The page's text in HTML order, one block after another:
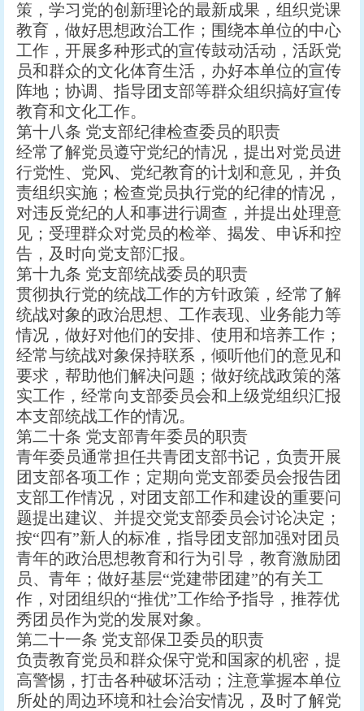
策，学习党的创新理论的最新成果，组织党课
教育，做好思想政治工作；围绕本单位的中心
工作，开展多种形式的宣传鼓动活动，活跃党
员和群众的文化体育生活，办好本单位的宣传
阵地；协调、指导团支部等群众组织搞好宣传
教育和文化工作。
第十八条 党支部纪律检查委员的职责
经常了解党员遵守党纪的情况，提出对党员进
行党性、党风、党纪教育的计划和意见，并负
责组织实施；检查党员执行党的纪律的情况，
对违反党纪的人和事进行调查，并提出处理意
见；受理群众对党员的检举、揭发、申诉和控
告，及时向党支部汇报。
第十九条 党支部统战委员的职责
贯彻执行党的统战工作的方针政策，经常了解
统战对象的政治思想、工作表现、业务能力等
情况，做好对他们的安排、使用和培养工作；
经常与统战对象保持联系，倾听他们的意见和
要求，帮助他们解决问题；做好统战政策的落
实工作，经常向支部委员会和上级党组织汇报
本支部统战工作的情况。
第二十条 党支部青年委员的职责
青年委员通常担任共青团支部书记，负责开展
团支部各项工作；定期向党支部委员会报告团
支部工作情况，对团支部工作和建设的重要问
题提出建议、并提交党支部委员会讨论决定；
按“四有”新人的标准，指导团支部加强对团员
青年的政治思想教育和行为引导，教育激励团
员、青年；做好基层“党建带团建”的有关工
作，对团组织的“推优”工作给予指导，推荐优
秀团员作为党的发展对象。
第二十一条 党支部保卫委员的职责
负责教育党员和群众保守党和国家的机密，提
高警惕，打击各种破坏活动；注意掌握本单位
所处的周边环境和社会治安情况，及时了解党